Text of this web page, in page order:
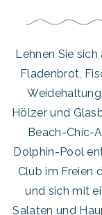
Lehnen Sie
Fladenbrot,
Hölzer und
Beach-Chic-
Dolphin-Pool
Club im Freien
und sich mit
Salaten und